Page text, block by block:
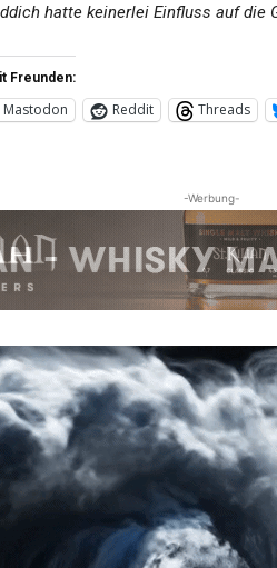
hatte keinerlei Einfluss auf die
Freunden:
Mastodon Reddit Threads
-Werbung-